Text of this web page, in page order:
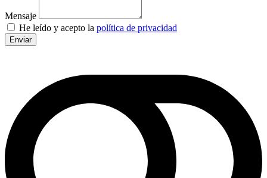
Mensaje
He leído y acepto la política de privacidad
Enviar